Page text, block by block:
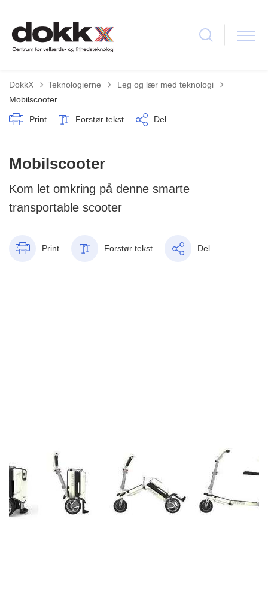
DokkX Teknologierne Tilbage til
Leg og lær med teknologi
Mobilscooter
Print Forstør tekst Del
Mobilscooter
Kom let omkring på denne smarte
transportable scooter
Print Forstør tekst Del